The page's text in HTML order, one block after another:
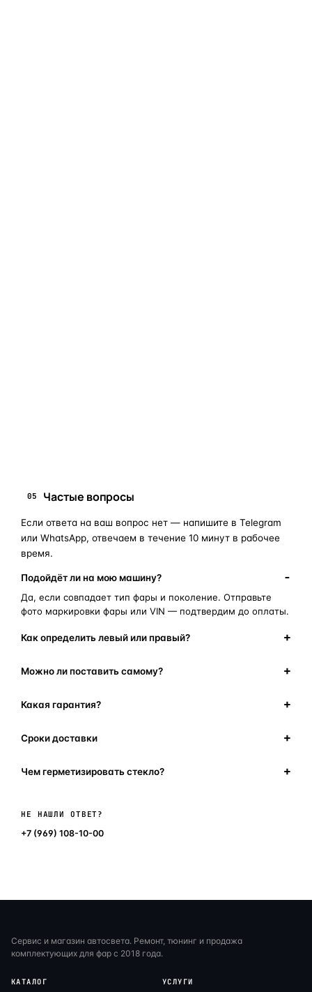
05 Частые вопросы
Если ответа на ваш вопрос нет — напишите в Telegram
или WhatsApp, отвечаем в течение 10 минут в рабочее
время.
Подойдёт ли на мою машину?
Да, если совпадает тип фары и поколение. Отправьте
фото маркировки фары или VIN — подтвердим до оплаты.
Как определить левый или правый?
Можно ли поставить самому?
Какая гарантия?
Сроки доставки
Чем герметизировать стекло?
НЕ НАШЛИ ОТВЕТ?
+7 (969) 108-10-00
Сервис и магазин автосвета. Ремонт, тюнинг и продажа
комплектующих для фар с 2018 года.
КАТАЛОГ УСЛУГИ